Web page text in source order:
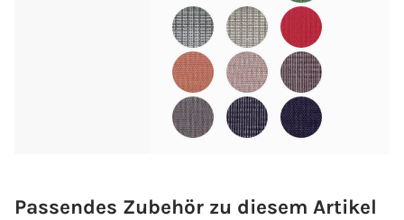
Passendes Zubehör zu diesem Artikel